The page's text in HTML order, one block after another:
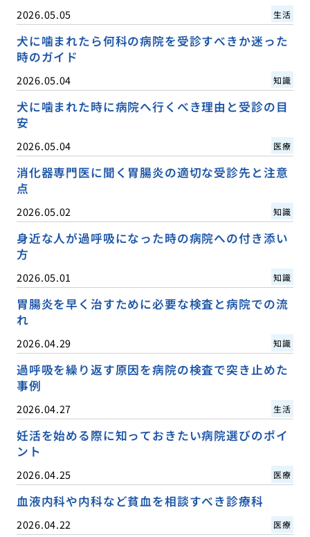
2026.05.05 生活
犬に噛まれたら何科の病院を受診すべきか迷った
時のガイド
2026.05.04 知識
犬に噛まれた時に病院へ行くべき理由と受診の目
安
2026.05.04 医療
消化器専門医に聞く胃腸炎の適切な受診先と注意
点
2026.05.02 知識
身近な人が過呼吸になった時の病院への付き添い
方
2026.05.01 知識
胃腸炎を早く治すために必要な検査と病院での流
れ
2026.04.29 知識
過呼吸を繰り返す原因を病院の検査で突き止めた
事例
2026.04.27 生活
妊活を始める際に知っておきたい病院選びのポイ
ント
2026.04.25 医療
血液内科や内科など貧血を相談すべき診療科
2026.04.22 医療